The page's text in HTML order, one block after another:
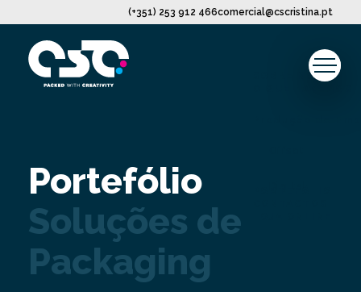
(+351) 253 912 466comercial@cscristina.pt
SOBRE NÓS
Portefólio
Soluções de
Packaging